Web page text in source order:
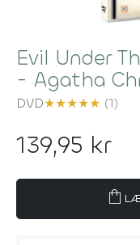
Evil Under
- Agatha
DVD★★★★★ (1)
139,95 kr
shopping_bag